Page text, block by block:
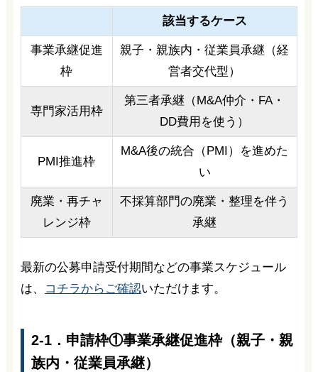
該当するケース
事業承継促進
枠
親子・親族内・従業員承継（経
営者交代型）
専門家活用枠
第三者承継（M&A仲介・FA・
DD費用を使う）
PMI推進枠
M&A後の統合（PMI）を進めた
い
廃業・再チャ
レンジ枠
不採算部門の廃業・整理を伴う
承継
最新の公募申請受付期間などの事業スケジュール
は、
コチラからご確認いただけます。
2-1．申請枠①事業承継促進枠（親子・親
族内・従業員承継）